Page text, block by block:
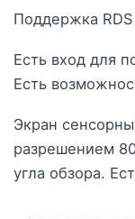
Поддержка RDS
Есть вход для
Есть
Экран
разрешением
угла обзора.